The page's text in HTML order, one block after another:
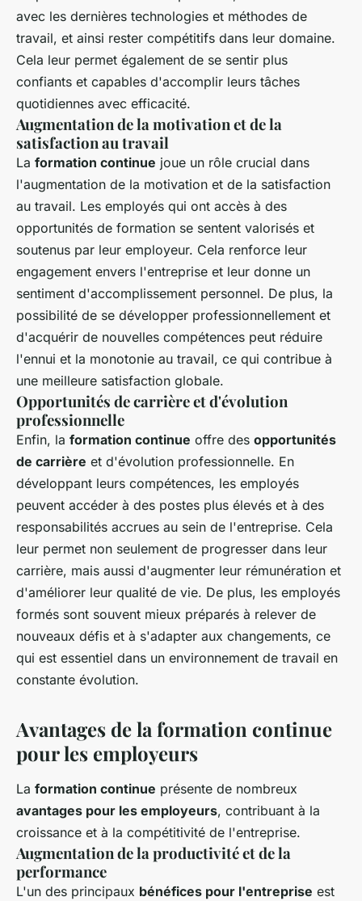
avec les dernières technologies et méthodes de
travail, et ainsi rester compétitifs dans leur domaine.
Cela leur permet également de se sentir plus
confiants et capables d'accomplir leurs tâches
quotidiennes avec efficacité.
Augmentation de la motivation et de la
satisfaction au travail
La formation continue joue un rôle crucial dans
l'augmentation de la motivation et de la satisfaction
au travail. Les employés qui ont accès à des
opportunités de formation se sentent valorisés et
soutenus par leur employeur. Cela renforce leur
engagement envers l'entreprise et leur donne un
sentiment d'accomplissement personnel. De plus, la
possibilité de se développer professionnellement et
d'acquérir de nouvelles compétences peut réduire
l'ennui et la monotonie au travail, ce qui contribue à
une meilleure satisfaction globale.
Opportunités de carrière et d'évolution
professionnelle
Enfin, la formation continue offre des opportunités
de carrière et d'évolution professionnelle. En
développant leurs compétences, les employés
peuvent accéder à des postes plus élevés et à des
responsabilités accrues au sein de l'entreprise. Cela
leur permet non seulement de progresser dans leur
carrière, mais aussi d'augmenter leur rémunération et
d'améliorer leur qualité de vie. De plus, les employés
formés sont souvent mieux préparés à relever de
nouveaux défis et à s'adapter aux changements, ce
qui est essentiel dans un environnement de travail en
constante évolution.
Avantages de la formation continue
pour les employeurs
La formation continue présente de nombreux
avantages pour les employeurs, contribuant à la
croissance et à la compétitivité de l'entreprise.
Augmentation de la productivité et de la
performance
L'un des principaux bénéfices pour l'entreprise est